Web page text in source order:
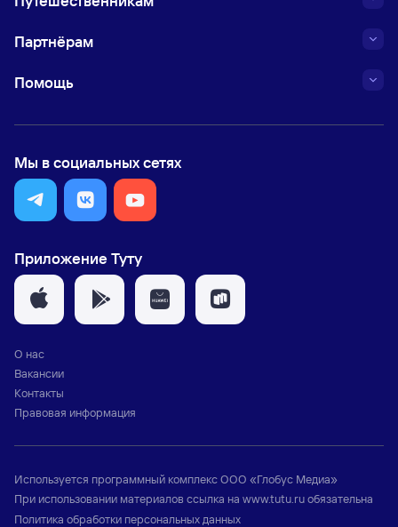
Партнёрам
Помощь
Мы в социальных сетях
Приложение Туту
О нас
Вакансии
Контакты
Правовая информация
Используется программный комплексООО «Глобус Медиа»
При использовании материалов ссылка на www.tutu.ruобязательна
Политика обработки персональных данных